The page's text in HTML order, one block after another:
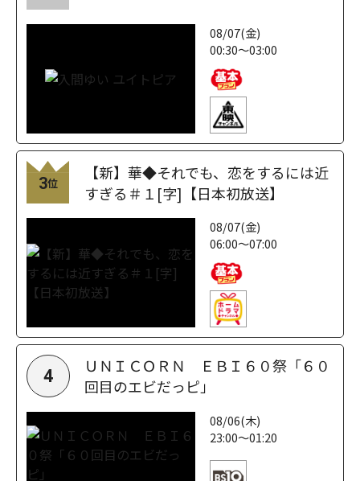
08/07(金)
00:30～03:00
3位
【新】華◆それでも、恋をするには近
すぎる＃１[字]【日本初放送】
08/07(金)
06:00～07:00
4
ＵＮＩＣＯＲＮ ＥＢＩ６０祭「６０
回目のエビだっピ」
08/06(木)
23:00～01:20